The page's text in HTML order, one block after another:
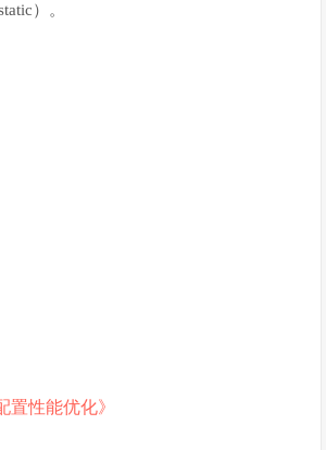
）。
置性能优化》